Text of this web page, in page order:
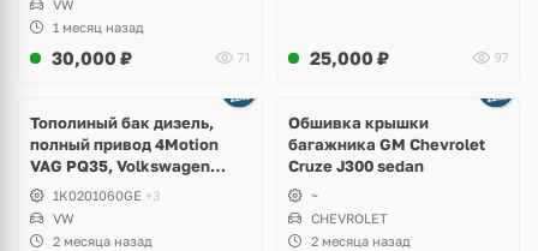
VW
1 месяц назад
30,000 ₽ 71 25,000 ₽ 97
Тополиный бак дизель,
полный привод 4Motion
VAG PQ35, Volkswagen
Scirocco, Golf V, VI, Skoda
Yeti, Octavia A5, Superb,
Audi A3, Seat Altea
1K0201060GE +3
VW
2 месяца назад
Обшивка крышки
багажника GM Chevrolet
Cruze J300 sedan
~
CHEVROLET
2 месяца назад